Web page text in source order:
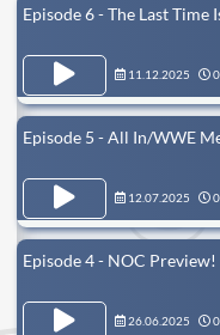
Episode 6 - The Last Time
11.12.2025
Episode 5 - All In/WWE
12.07.2025
Episode 4 - NOC Preview!
26.06.2025